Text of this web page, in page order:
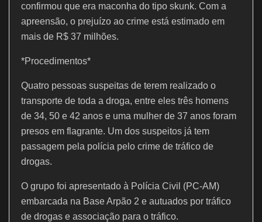
confirmou que era maconha do tipo skunk. Com a
apreensão, o prejuízo ao crime está estimado em
mais de R$ 37 milhões.
*Procedimentos*
Quatro pessoas suspeitas de terem realizado o
transporte de toda a droga, entre eles três homens
de 34, 50 e 42 anos e uma mulher de 37 anos foram
presos em flagrante. Um dos suspeitos já tem
passagem pela polícia pelo crime de tráfico de
drogas.
O grupo foi apresentado à Polícia Civil (PC-AM)
embarcada na Base Arpão 2 e autuados por tráfico
de drogas e associação para o tráfico.